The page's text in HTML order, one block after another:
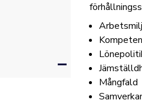
Mångfald